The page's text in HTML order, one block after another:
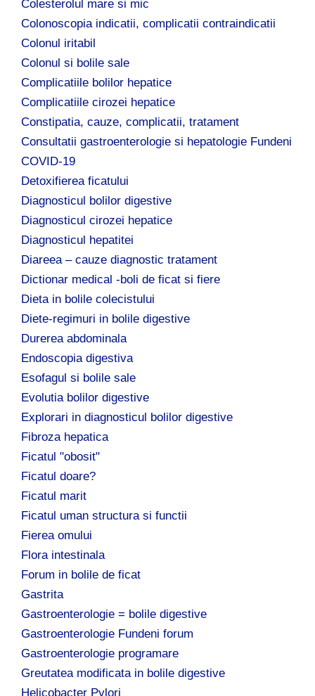
Colesterolul mare si mic
Colonoscopia indicatii, complicatii contraindicatii
Colonul iritabil
Colonul si bolile sale
Complicatiile bolilor hepatice
Complicatiile cirozei hepatice
Constipatia, cauze, complicatii, tratament
Consultatii gastroenterologie si hepatologie Fundeni
COVID-19
Detoxifierea ficatului
Diagnosticul bolilor digestive
Diagnosticul cirozei hepatice
Diagnosticul hepatitei
Diareea – cauze diagnostic tratament
Dictionar medical -boli de ficat si fiere
Dieta in bolile colecistului
Diete-regimuri in bolile digestive
Durerea abdominala
Endoscopia digestiva
Esofagul si bolile sale
Evolutia bolilor digestive
Explorari in diagnosticul bolilor digestive
Fibroza hepatica
Ficatul "obosit"
Ficatul doare?
Ficatul marit
Ficatul uman structura si functii
Fierea omului
Flora intestinala
Forum in bolile de ficat
Gastrita
Gastroenterologie = bolile digestive
Gastroenterologie Fundeni forum
Gastroenterologie programare
Greutatea modificata in bolile digestive
Helicobacter Pylori